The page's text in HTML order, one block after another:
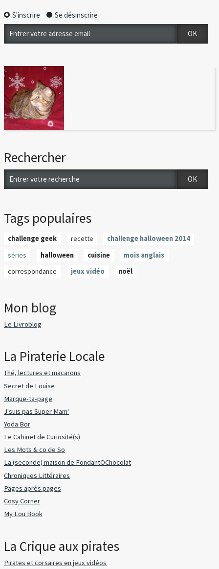
S'inscrire Se désinscrire
Rechercher
Tags populaires
challenge geek recette
challenge halloween 2014
séries
halloween cuisine
mois anglais
correspondance
jeux vidéo noël
Mon blog
Le Livroblog
La Piraterie Locale
Thé, lectures et macarons
Secret de Louise
Marque-ta-page
J'suis pas Super Mam'
Yoda Bor
Le Cabinet de Curiosité(s)
Les Mots & co de So
La (seconde) maison de FondantOChocolat
Chroniques Littéraires
Pages après pages
Cosy Corner
My Lou Book
La Crique aux pirates
Pirates et corsaires en jeux vidéos